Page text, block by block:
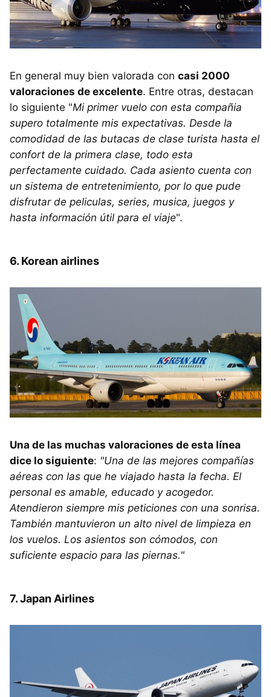
En general muy bien valorada con casi 2000
valoraciones de excelente. Entre otras, destacan
lo siguiente "Mi primer vuelo con esta compañia
supero totalmente mis expectativas. Desde la
comodidad de las butacas de clase turista hasta el
confort de la primera clase, todo esta
perfectamente cuidado. Cada asiento cuenta con
un sistema de entretenimiento, por lo que pude
disfrutar de peliculas, series, musica, juegos y
hasta información útil para el viaje".
6. Korean airlines
Una de las muchas valoraciones de esta línea
dice lo siguiente: "Una de las mejores compañías
aéreas con las que he viajado hasta la fecha. El
personal es amable, educado y acogedor.
Atendieron siempre mis peticiones con una sonrisa.
También mantuvieron un alto nivel de limpieza en
los vuelos. Los asientos son cómodos, con
suficiente espacio para las piernas."
7. Japan Airlines